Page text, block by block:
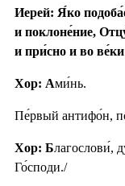
Иерей: Я́ко
и поклоне́ние,
и при́сно и во
Хор: Ами́нь.
Пе́рвый антифо́н,
Хор: Благослови́,
Го́споди./